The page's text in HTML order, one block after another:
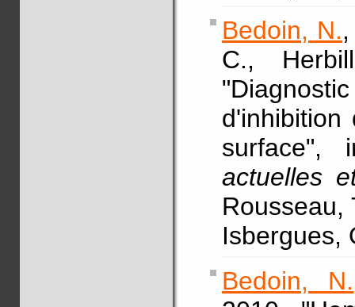
Bedoin, N.
C.,
d'inhibition
actuelles
Rousseau,
Isbergues,
Bedoin, N.